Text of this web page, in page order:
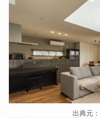
出典元：